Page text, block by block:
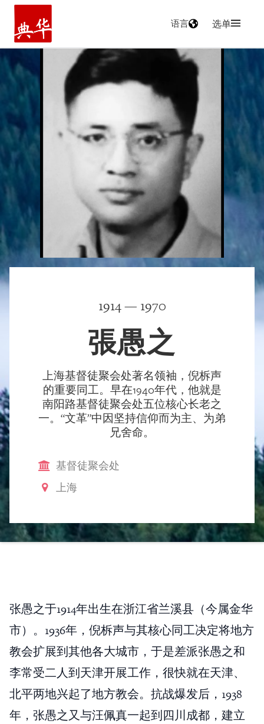
主页
语言 选单
1914 — 1970
張愚之
上海基督徒聚会处著名领袖，倪柝声
的重要同工。早在1940年代，他就是
南阳路基督徒聚会处五位核心长老之
一。“文革”中因坚持信仰而为主、为弟
兄舍命。
基督徒聚会处
上海
张愚之于1914年出生在浙江省兰溪县（今属金华
市）。1936年，倪柝声与其核心同工决定将地方
教会扩展到其他各大城市，于是差派张愚之和
李常受二人到天津开展工作，很快就在天津、
北平两地兴起了地方教会。抗战爆发后，1938
年，张愚之又与汪佩真一起到四川成都，建立